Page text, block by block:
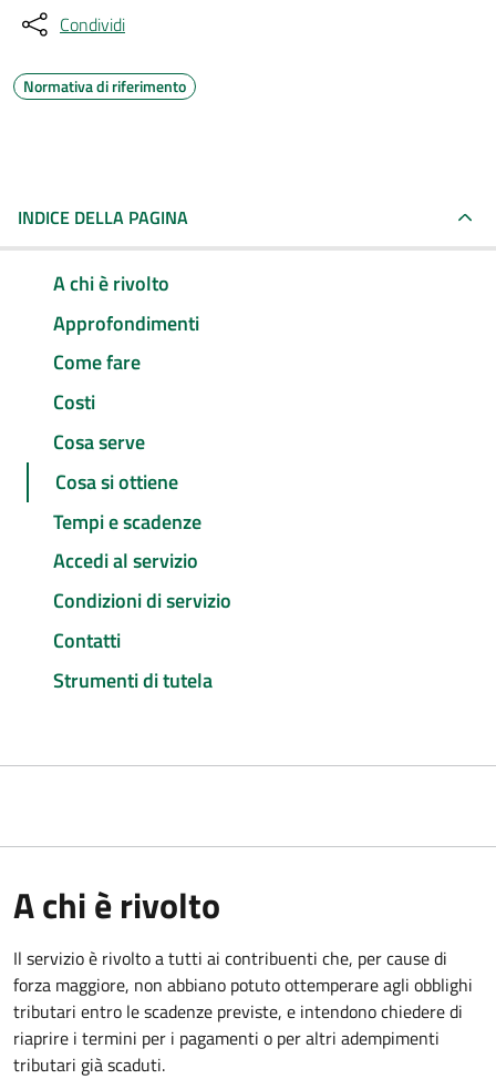
Condividi
Normativa di riferimento
INDICE DELLA PAGINA
A chi è rivolto
Approfondimenti
Come fare
Costi
Cosa serve
Cosa si ottiene
Tempi e scadenze
Accedi al servizio
Condizioni di servizio
Contatti
Strumenti di tutela
A chi è rivolto
Il servizio è rivolto a tutti ai contribuenti che, per cause di
forza maggiore, non abbiano potuto ottemperare agli obblighi
tributari entro le scadenze previste, e intendono chiedere di
riaprire i termini per i pagamenti o per altri adempimenti
tributari già scaduti.